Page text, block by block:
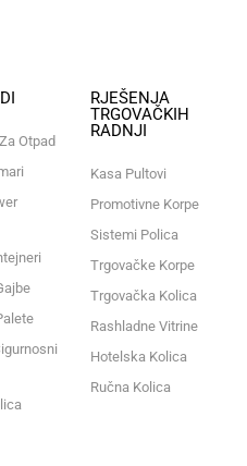
Otpad
RJEŠENJA
TRGOVAČKIH
RADNJI
Kasa Pultovi
Promotivne Korpe
Sistemi Polica
Trgovačke Korpe
Trgovačka Kolica
Rashladne Vitrine
Hotelska Kolica
Ručna Kolica